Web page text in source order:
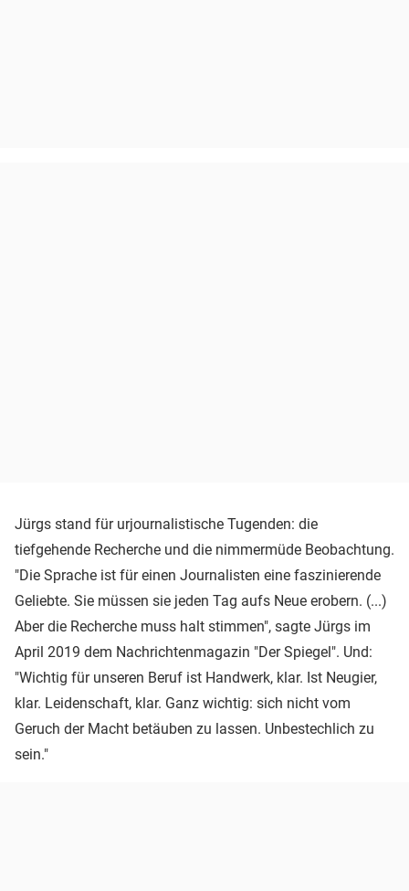
Jürgs stand für urjournalistische Tugenden: die
tiefgehende Recherche und die nimmermüde Beobachtung.
"Die Sprache ist für einen Journalisten eine faszinierende
Geliebte. Sie müssen sie jeden Tag aufs Neue erobern. (...)
Aber die Recherche muss halt stimmen", sagte Jürgs im
April 2019 dem Nachrichtenmagazin "Der Spiegel". Und:
"Wichtig für unseren Beruf ist Handwerk, klar. Ist Neugier,
klar. Leidenschaft, klar. Ganz wichtig: sich nicht vom
Geruch der Macht betäuben zu lassen. Unbestechlich zu
sein."